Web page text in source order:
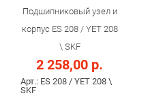
Подшипниковый узел и
корпус ES 208 / YET 208
\ SKF
2 258,00 р.
Арт.: ES 208 / YET 208 \
SKF